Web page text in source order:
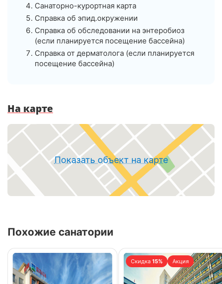
Санаторно-курортная карта
Справка об эпид.окружении
Справка об обследовании на энтеробиоз
(если планируется посещение бассейна)
Справка от дерматолога (если планируется
посещение бассейна)
На карте
Показать объект на карте
Похожие санатории
Скидка 15% Акция